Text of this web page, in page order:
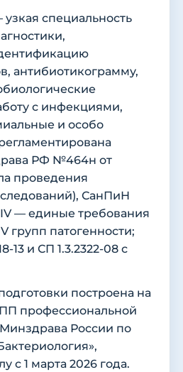
специальность
антибиотикограмму,
с инфекциями,
и особо
РФ №464н от
проведения
СанПиН
IV — единые требования
групп патогенности;
13 и СП 1.3.2322-08 с
построена на
профессиональной
России по
с 1 марта 2026 года.